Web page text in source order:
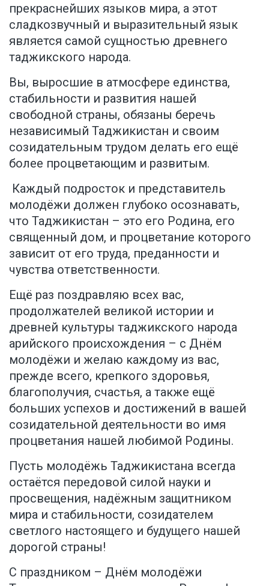
прекраснейших языков мира, а этот
сладкозвучный и выразительный язык
является самой сущностью древнего
таджикского народа.
Вы, выросшие в атмосфере единства,
стабильности и развития нашей
свободной страны, обязаны беречь
независимый Таджикистан и своим
созидательным трудом делать его ещё
более процветающим и развитым.
Каждый подросток и представитель
молодёжи должен глубоко осознавать,
что Таджикистан – это его Родина, его
священный дом, и процветание которого
зависит от его труда, преданности и
чувства ответственности.
Ещё раз поздравляю всех вас,
продолжателей великой истории и
древней культуры таджикского народа
арийского происхождения – с Днём
молодёжи и желаю каждому из вас,
прежде всего, крепкого здоровья,
благополучия, счастья, а также ещё
больших успехов и достижений в вашей
созидательной деятельности во имя
процветания нашей любимой Родины.
Пусть молодёжь Таджикистана всегда
остаётся передовой силой науки и
просвещения, надёжным защитником
мира и стабильности, созидателем
светлого настоящего и будущего нашей
дорогой страны!
С праздником – Днём молодёжи